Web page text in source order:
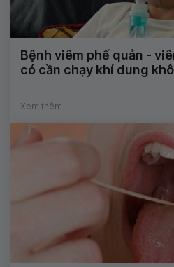
Bệnh viêm phế quản -
có cần chạy khí dung
Xem thêm